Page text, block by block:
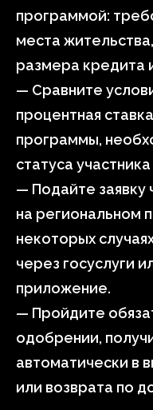
программой:
места
размера кредита
— Сравните
процентная
программы,
статуса
— Подайте заявку
на региональном
некоторых
через госуслуги
приложение.
— Пройдите
одобрении,
автоматически в
или возврата по